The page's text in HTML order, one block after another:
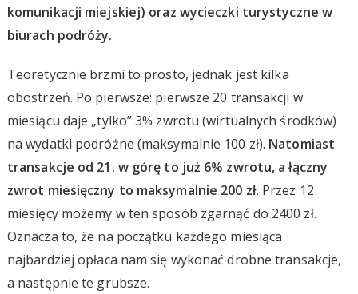
komunikacji miejskiej) oraz wycieczki turystyczne w
biurach podróży.
Teoretycznie brzmi to prosto, jednak jest kilka
obostrzeń. Po pierwsze: pierwsze 20 transakcji w
miesiącu daje „tylko” 3% zwrotu (wirtualnych środków)
na wydatki podróżne (maksymalnie 100 zł). Natomiast
transakcje od 21. w górę to już 6% zwrotu, a łączny
zwrot miesięczny to maksymalnie 200 zł. Przez 12
miesięcy możemy w ten sposób zgarnąć do 2400 zł.
Oznacza to, że na początku każdego miesiąca
najbardziej opłaca nam się wykonać drobne transakcje,
a następnie te grubsze.